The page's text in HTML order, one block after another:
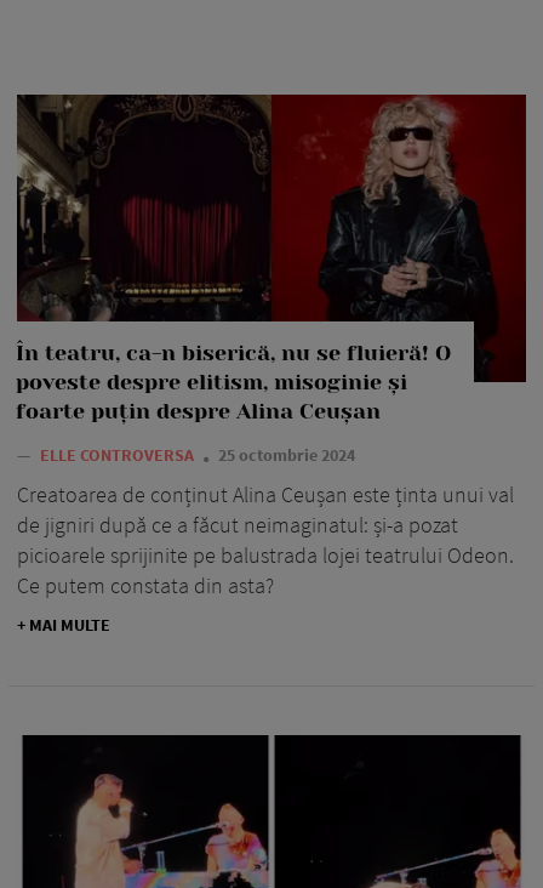
În teatru, ca-n biserică, nu se fluieră! O
poveste despre elitism, misoginie și
foarte puțin despre Alina Ceușan
— ELLE CONTROVERSA 25 octombrie 2024
Creatoarea de conținut Alina Ceușan este ținta unui val
de jigniri după ce a făcut neimaginatul: și-a pozat
picioarele sprijinite pe balustrada lojei teatrului Odeon.
Ce putem constata din asta?
+ MAI MULTE